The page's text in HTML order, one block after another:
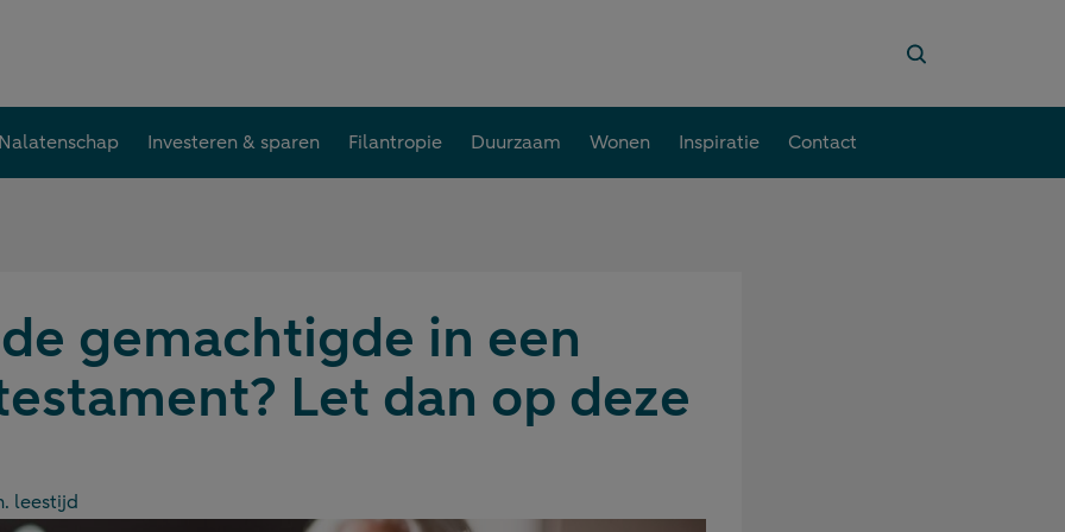
Nalatenschap Investeren & sparen Filantropie Duurzaam Wonen Inspiratie Contact
gemachtigde in een
Let dan op deze
leestijd